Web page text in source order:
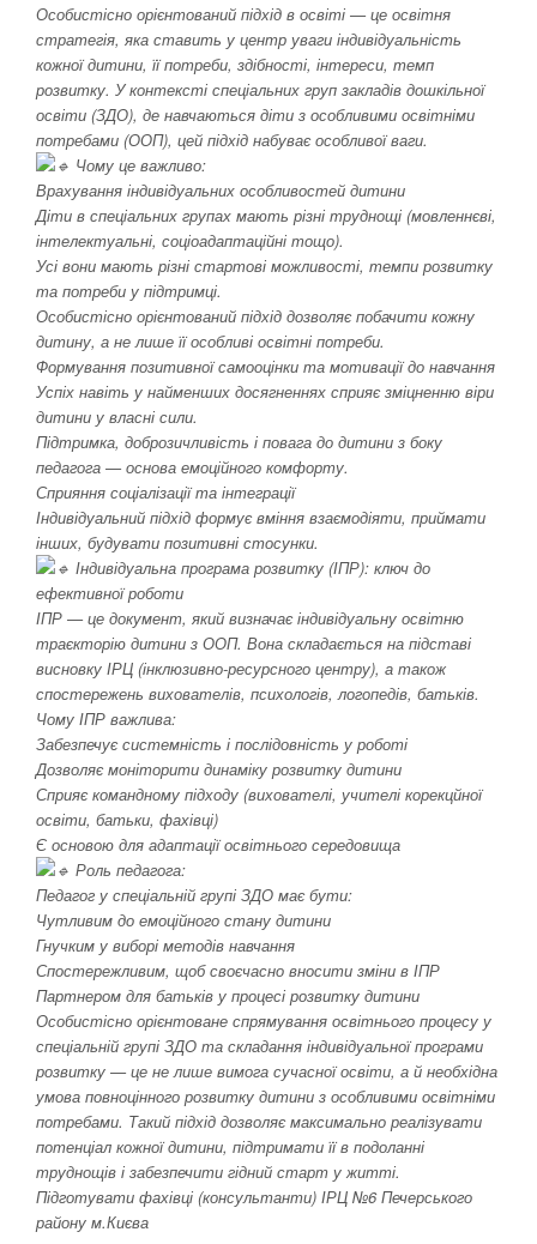
Особистісно орієнтований підхід в освіті — це освітня
стратегія, яка ставить у центр уваги індивідуальність
кожної дитини, її потреби, здібності, інтереси, темп
розвитку. У контексті спеціальних груп закладів дошкільної
освіти (ЗДО), де навчаються діти з особливими освітніми
потребами (ООП), цей підхід набуває особливої ваги.
Чому це важливо:
Врахування індивідуальних особливостей дитини
Діти в спеціальних групах мають різні труднощі (мовленнєві,
інтелектуальні, соціоадаптаційні тощо).
Усі вони мають різні стартові можливості, темпи розвитку
та потреби у підтримці.
Особистісно орієнтований підхід дозволяє побачити кожну
дитину, а не лише її особливі освітні потреби.
Формування позитивної самооцінки та мотивації до навчання
Успіх навіть у найменших досягненнях сприяє зміцненню віри
дитини у власні сили.
Підтримка, доброзичливість і повага до дитини з боку
педагога — основа емоційного комфорту.
Сприяння соціалізації та інтеграції
Індивідуальний підхід формує вміння взаємодіяти, приймати
інших, будувати позитивні стосунки.
Індивідуальна програма розвитку (ІПР): ключ до
ефективної роботи
ІПР — це документ, який визначає індивідуальну освітню
траєкторію дитини з ООП. Вона складається на підставі
висновку ІРЦ (інклюзивно-ресурсного центру), а також
спостережень вихователів, психологів, логопедів, батьків.
Чому ІПР важлива:
Забезпечує системність і послідовність у роботі
Дозволяє моніторити динаміку розвитку дитини
Сприяє командному підходу (вихователі, учителі корекцйної
освіти, батьки, фахівці)
Є основою для адаптації освітнього середовища
Роль педагога:
Педагог у спеціальній групі ЗДО має бути:
Чутливим до емоційного стану дитини
Гнучким у виборі методів навчання
Спостережливим, щоб своєчасно вносити зміни в ІПР
Партнером для батьків у процесі розвитку дитини
Особистісно орієнтоване спрямування освітнього процесу у
спеціальній групі ЗДО та складання індивідуальної програми
розвитку — це не лише вимога сучасної освіти, а й необхідна
умова повноцінного розвитку дитини з особливими освітніми
потребами. Такий підхід дозволяє максимально реалізувати
потенціал кожної дитини, підтримати її в подоланні
труднощів і забезпечити гідний старт у житті.
Підготувати фахівці (консультанти) ІРЦ №6 Печерського
району м.Києва